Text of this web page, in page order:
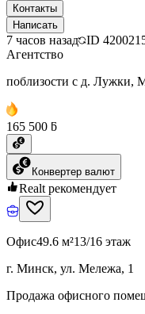
Контакты
Написать
7 часов назад ID
Агентство
поблизости с д. Лужки,
165 500 ƃ
Конвертер валют
Realt рекомендует
Офис49.6 м²13/16 этаж
г. Минск, ул. Мележа, 1
Продажа офисного